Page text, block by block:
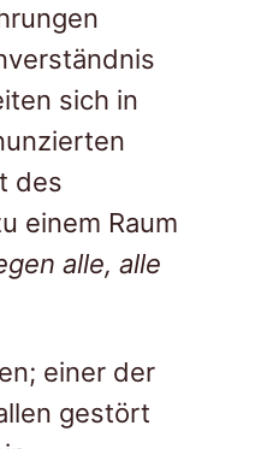
sich in
des
einem Raum
alle, alle
einer der
gestört